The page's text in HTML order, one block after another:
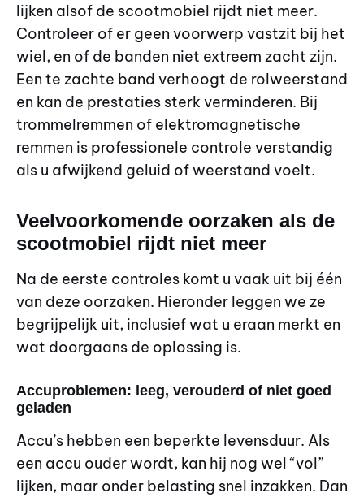
lijken alsof de scootmobiel rijdt niet meer.
Controleer of er geen voorwerp vastzit bij het
wiel, en of de banden niet extreem zacht zijn.
Een te zachte band verhoogt de rolweerstand
en kan de prestaties sterk verminderen. Bij
trommelremmen of elektromagnetische
remmen is professionele controle verstandig
als u afwijkend geluid of weerstand voelt.
Veelvoorkomende oorzaken als de
scootmobiel rijdt niet meer
Na de eerste controles komt u vaak uit bij één
van deze oorzaken. Hieronder leggen we ze
begrijpelijk uit, inclusief wat u eraan merkt en
wat doorgaans de oplossing is.
Accuproblemen: leeg, verouderd of niet goed
geladen
Accu’s hebben een beperkte levensduur. Als
een accu ouder wordt, kan hij nog wel “vol”
lijken, maar onder belasting snel inzakken. Dan